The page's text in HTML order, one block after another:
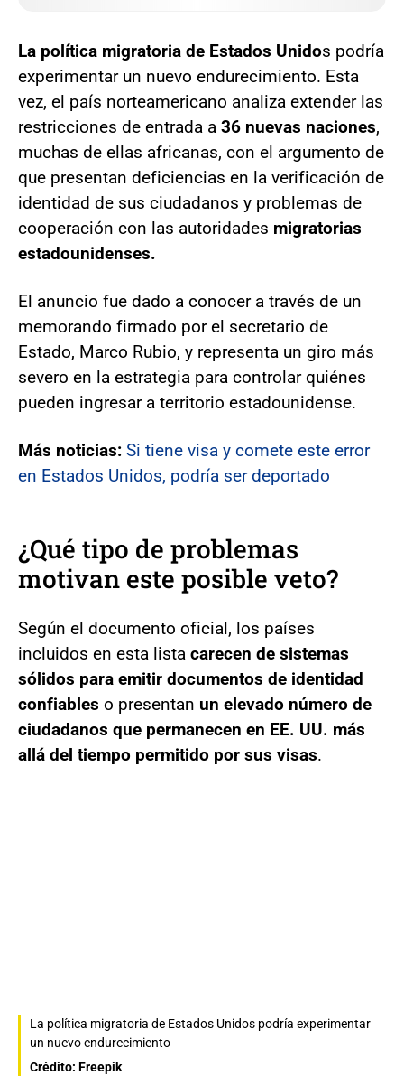
La política migratoria de Estados Unidos podría
experimentar un nuevo endurecimiento. Esta
vez, el país norteamericano analiza extender las
restricciones de entrada a 36 nuevas naciones,
muchas de ellas africanas, con el argumento de
que presentan deficiencias en la verificación de
identidad de sus ciudadanos y problemas de
cooperación con las autoridades migratorias
estadounidenses.
El anuncio fue dado a conocer a través de un
memorando firmado por el secretario de
Estado, Marco Rubio, y representa un giro más
severo en la estrategia para controlar quiénes
pueden ingresar a territorio estadounidense.
Más noticias: Si tiene visa y comete este error
en Estados Unidos, podría ser deportado
¿Qué tipo de problemas
motivan este posible veto?
Según el documento oficial, los países
incluidos en esta lista carecen de sistemas
sólidos para emitir documentos de identidad
confiables o presentan un elevado número de
ciudadanos que permanecen en EE. UU. más
allá del tiempo permitido por sus visas.
La política migratoria de Estados Unidos podría experimentar
un nuevo endurecimiento
Crédito: Freepik